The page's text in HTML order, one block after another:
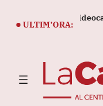
ULTIM’ORA:
riunione in videocall